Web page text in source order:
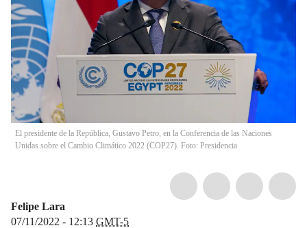
El presidente de la República, Gustavo Petro, en la Conferencia de las Naciones
Unidas sobre el Cambio Climático 2022 (COP27). Foto: Presidencia
Felipe Lara
07/11/2022 - 12:13 GMT-5